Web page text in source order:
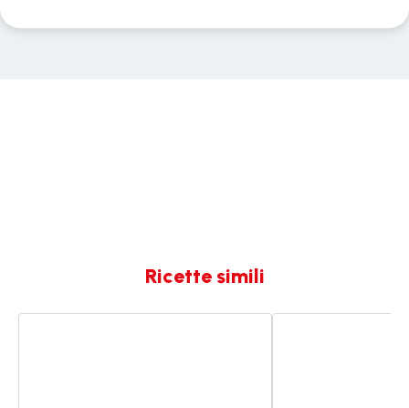
Ricette simili